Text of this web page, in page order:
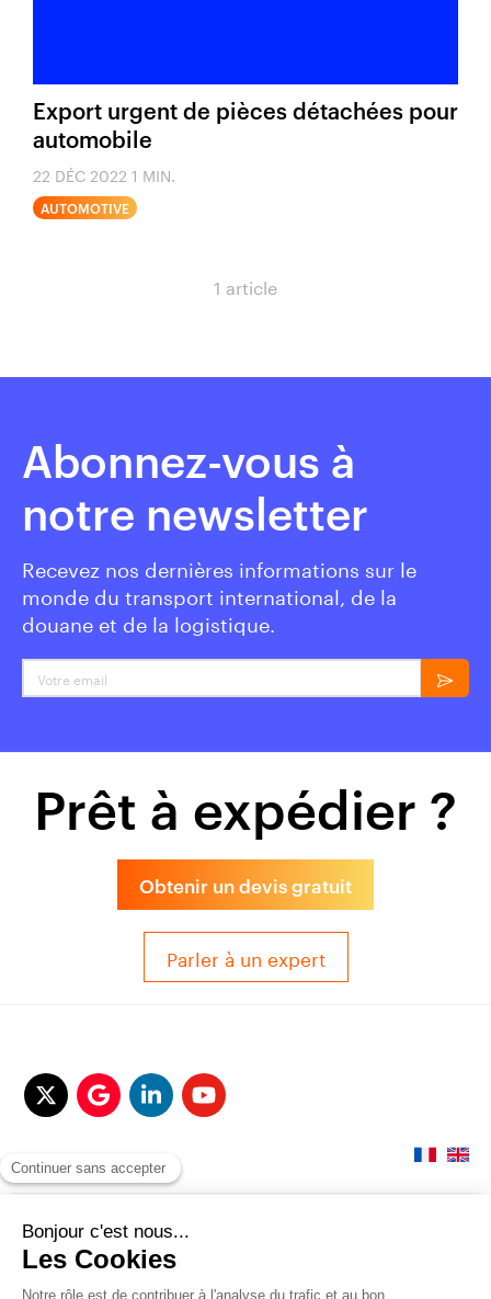
Export urgent de pièces détachées pour
automobile
22 DÉC 2022 1 MIN.
AUTOMOTIVE
1 article
Abonnez-vous à
notre newsletter
Recevez nos dernières informations sur le
monde du transport international, de la
douane et de la logistique.
Votre email
Prêt à expédier ?
Obtenir un devis gratuit
Parler à un expert
© 2017-2025 QUALITAIR&SEA Dimotrans Group. Tout droits réservés.